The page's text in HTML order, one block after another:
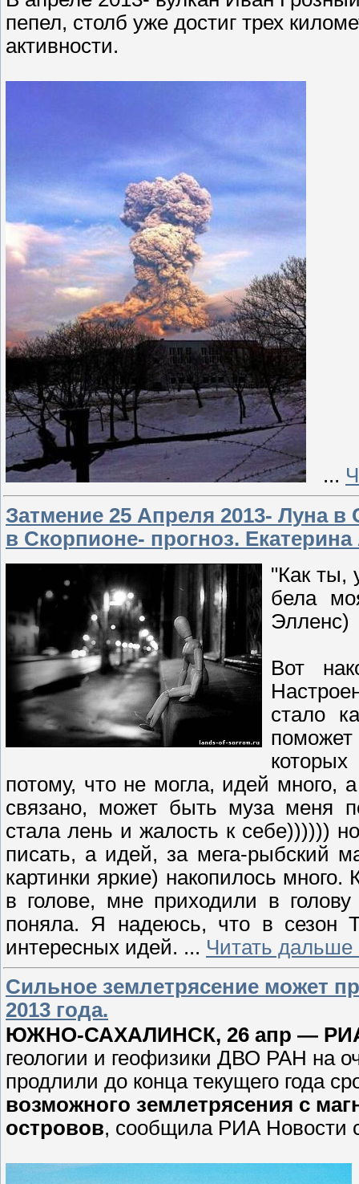
пепел, столб уже достиг трех
активности.
...
Затмение 25 Апреля 2013- Луна
в Скорпионе- прогноз.
"Кaк ты,
белa
Элленс)
Вот
стало
потому, что не могла, идей много,
связано, может быть муза меня
стала лень и жалость к себе))))))
писать, а идей, за мега-рыбский
картинки яркие) накопилось
в голове, мне приходили в
поняла. Я надеюсь, что в сезон
интересных идей. ... Читать дальше
Сильное землетрясение может
2013 года.
ЮЖНО-САХАЛИНСК, 26 апр —
геологии и геофизики ДВО РАН на
продлили до конца текущего года
возможного землетрясения с
островов, сообщила РИА Новости